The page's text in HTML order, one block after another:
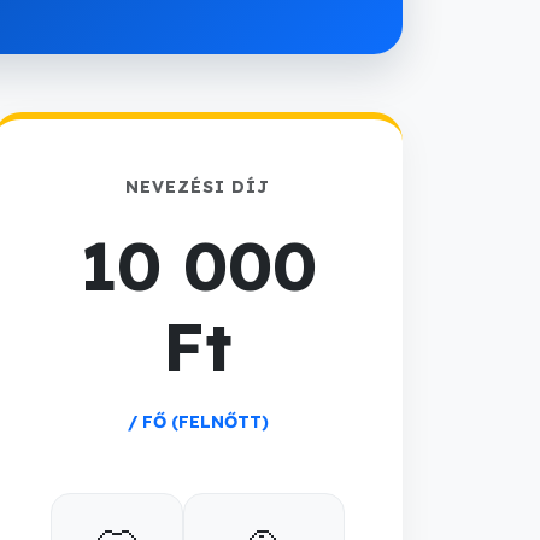
NEVEZÉSI DÍJ
10 000
Ft
/ FŐ (FELNŐTT)